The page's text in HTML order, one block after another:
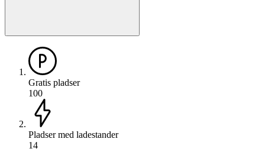
Gratis pladser
100
Pladser med ladestander
14